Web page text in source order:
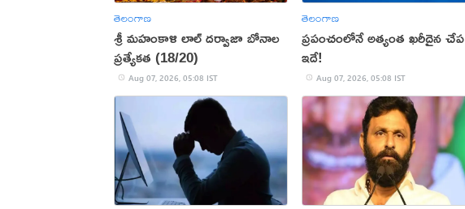
తెలంగాణ
శ్రీ మహంకాళి లాల్ దర్వాజా బోనాల
ప్రత్యేకత (18/20)
Aug 07, 2026, 05:08 IST
తెలంగాణ
ప్రపంచంలోనే అత్యంత ఖరీదైన చేప
ఇదే!
Aug 07, 2026, 05:08 IST